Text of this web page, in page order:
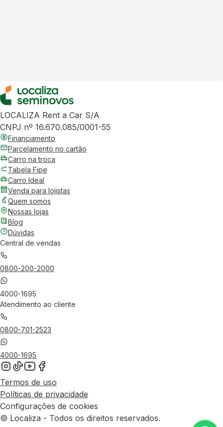
LOCALIZA Rent a Car S/A
CNPJ nº 16.670.085/0001-55
Financiamento
Parcelamento no cartão
Carro na troca
Tabela Fipe
Carro Ideal
Venda para lojistas
Quem somos
Nossas lojas
Blog
Dúvidas
Central de vendas
0800-200-2000
4000-1695
Atendimento ao cliente
0800-701-2523
4000-1695
Termos de uso
Políticas de privacidade
Configurações de cookies
© Localiza - Todos os direitos reservados.